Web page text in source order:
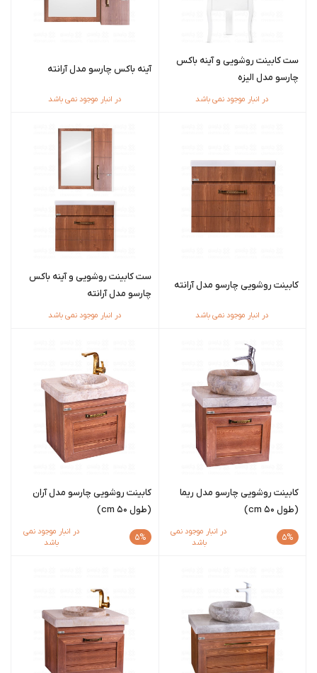
ست کابینت روشویی و آینه باکس
چارسو مدل الیزه
در انبار موجود نمی باشد
آینه باکس چارسو مدل آرانته
در انبار موجود نمی باشد
کابینت روشویی چارسو مدل آرانته
در انبار موجود نمی باشد
ست کابینت روشویی و آینه باکس
چارسو مدل آرانته
در انبار موجود نمی باشد
کابینت روشویی چارسو مدل ریما
(طول ۵۰ cm)
5%
در انبار موجود نمی
باشد
کابینت روشویی چارسو مدل آران
(طول ۵۰ cm)
5%
در انبار موجود نمی
باشد